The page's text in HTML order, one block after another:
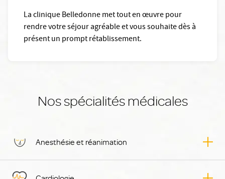
La clinique Belledonne met tout en œuvre pour
rendre votre séjour agréable et vous souhaite dès à
présent un prompt rétablissement.
Nos spécialités médicales
Anesthésie et réanimation